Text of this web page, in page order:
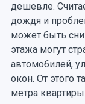
дешевле.
дождя и
может быть
этажа могут
автомобилей,
окон. От этого
метра квартиры.